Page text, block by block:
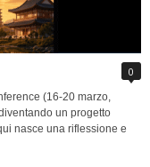
0
(16-20 marzo,
un progetto
nasce una riflessione e